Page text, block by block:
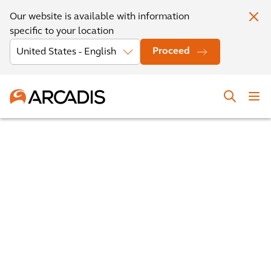
Our website is available with information
specific to your location
Proceed